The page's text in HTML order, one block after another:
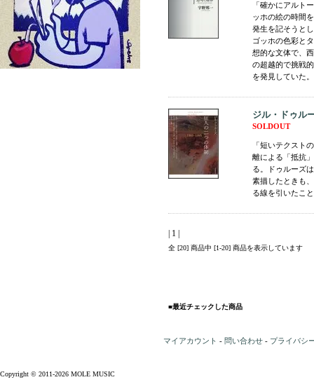
「確かにアルト
ッホの絵の時間
発生を記そうと
ゴッホの色彩と
想的な文体で、
の超越的で挑戦
を発見していた
ジル・ドゥル
SOLDOUT
「短いテクスト
離による「抵抗
る。ドゥルーズ
素描したときも
る線を引いたこ
| 1 |
全 [20] 商品中 [1-20] 商品を表示しています
■最近チェックした商品
マイアカウント - 問い合わせ - プライバシ
Copyright © 2011-2026 MOLE MUSIC